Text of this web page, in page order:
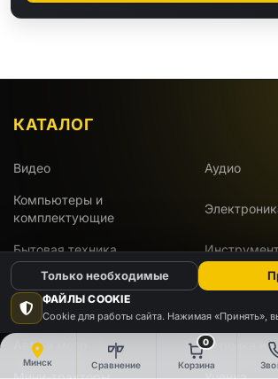
Минск Сравнение
0
Корзина
КАТАЛОГ
Видео Аудио
Компьютеры и
комплектующие
Бытовая техника
Для дома и дачи Красота и
Развлечения Работа и
Авто и мото Стройка и
ФАЙЛЫ COOKIE
Cookie для работы сайта. Нажимая «Принять»,
Только необходимые